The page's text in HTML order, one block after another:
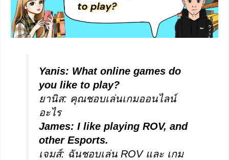
Yanis: What online games do
you like to play?
ยานิส: คุณชอบเล่นเกมออนไลน์
อะไร
James: I like playing ROV, and
other Esports.
เจมส์: ฉันชอบเล่น ROV และ เกม